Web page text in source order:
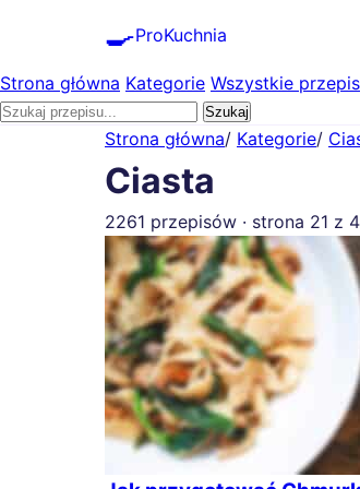
🍳ProKuchnia
Strona główna Kategorie Wszystkie
Szukaj
Strona główna/ Kategorie/
Ciasta
2261 przepisów · strona 21 z